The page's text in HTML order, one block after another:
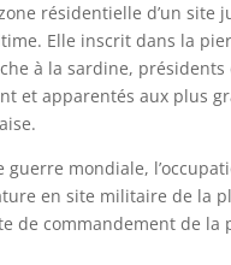
résidentielle d’un site
Elle inscrit dans la
à la sardine, présidents
et apparentés aux plus
guerre mondiale,
en site militaire de la
de commandement de la